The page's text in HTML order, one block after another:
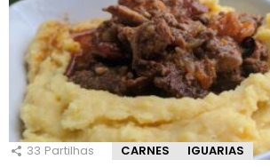
33 Partilhas CARNES IGUARIAS